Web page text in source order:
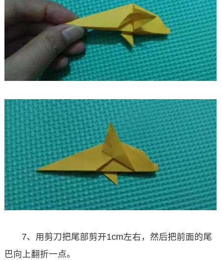
7、用剪刀把尾部剪开1cm左右，然后把前面的尾
巴向上翻折一点。